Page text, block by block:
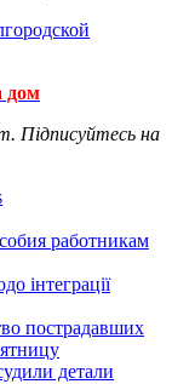
дом
Підписуйтесь на
работникам
інтеграції
пострадавших
детали